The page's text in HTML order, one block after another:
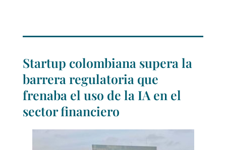
Startup colombiana supera la
barrera regulatoria que
frenaba el uso de la IA en el
sector financiero